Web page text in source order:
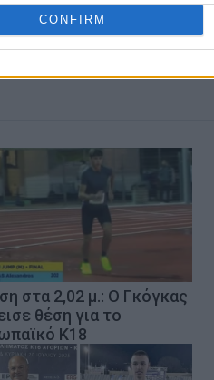
CONFIRM
στα 2,02 μ.: Ο Γκόγκας
θέση για το
Κ18